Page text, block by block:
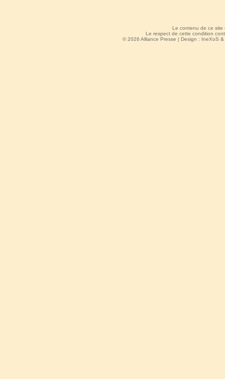
Le contenu de ce site
Le respect de cette condition
© 2026 Alliance Presse | Design : IneXoS &